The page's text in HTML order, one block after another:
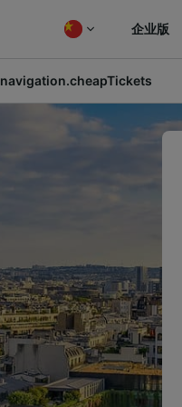
企业版
navigation.cheapTickets